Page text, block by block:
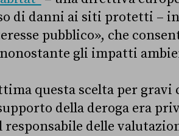
di danni ai siti protetti –
pubblico», che
gli impatti
questa scelta per gravi
della deroga era
delle